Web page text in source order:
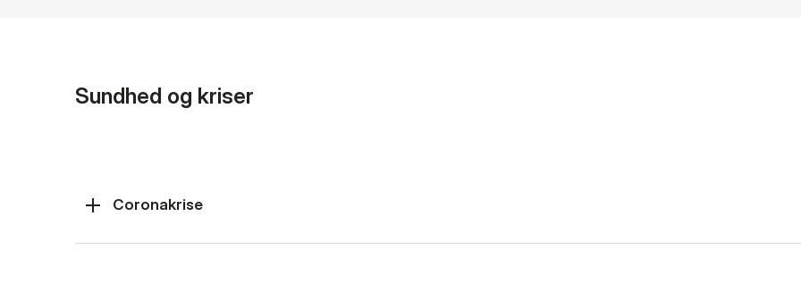
Sundhed og kriser
Coronakrise